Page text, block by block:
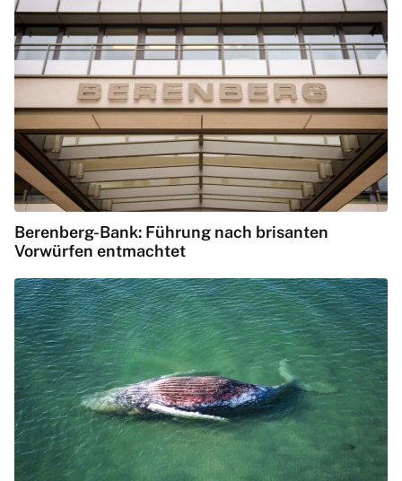
Berenberg-Bank: Führung nach brisanten
Vorwürfen entmachtet